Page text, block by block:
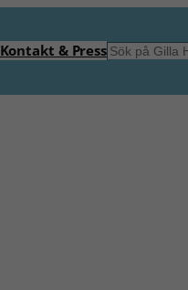
Kontakt & PressSök